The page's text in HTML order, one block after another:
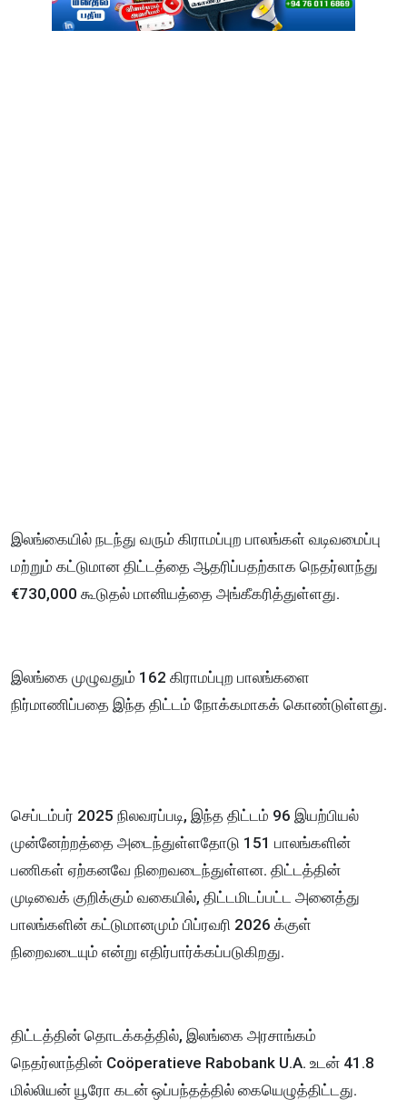
இலங்கையில் நடந்து வரும் கிராமப்புற பாலங்கள் வடிவமைப்பு
மற்றும் கட்டுமான திட்டத்தை ஆதரிப்பதற்காக நெதர்லாந்து
€730,000 கூடுதல் மானியத்தை அங்கீகரித்துள்ளது.
இலங்கை முழுவதும் 162 கிராமப்புற பாலங்களை
நிர்மாணிப்பதை இந்த திட்டம் நோக்கமாகக் கொண்டுள்ளது.
செப்டம்பர் 2025 நிலவரப்படி, இந்த திட்டம் 96 இயற்பியல்
முன்னேற்றத்தை அடைந்துள்ளதோடு 151 பாலங்களின்
பணிகள் ஏற்கனவே நிறைவடைந்துள்ளன. திட்டத்தின்
முடிவைக் குறிக்கும் வகையில், திட்டமிடப்பட்ட அனைத்து
பாலங்களின் கட்டுமானமும் பிப்ரவரி 2026 க்குள்
நிறைவடையும் என்று எதிர்பார்க்கப்படுகிறது.
திட்டத்தின் தொடக்கத்தில், இலங்கை அரசாங்கம்
நெதர்லாந்தின் Coöperatieve Rabobank U.A. உடன் 41.8
மில்லியன் யூரோ கடன் ஒப்பந்தத்தில் கையெழுத்திட்டது.